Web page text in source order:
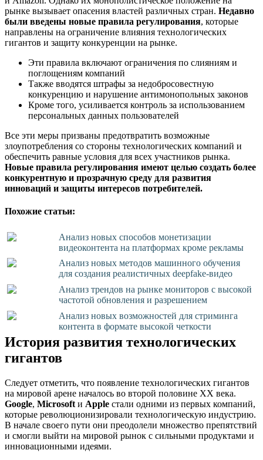
рынке вызывает опасения властей различных стран. Недавно
были введены новые правила регулирования, которые
направлены на ограничение влияния технологических
гигантов и защиту конкуренции на рынке.
Эти правила включают ограничения по слияниям и
поглощениям компаний
Также вводятся штрафы за недобросовестную
конкуренцию и нарушение антимонопольных законов
Кроме того, усиливается контроль за использованием
персональных данных пользователей
Все эти меры призваны предотвратить возможные
злоупотребления со стороны технологических компаний и
обеспечить равные условия для всех участников рынка.
Новые правила регулирования имеют целью создать более
конкурентную и прозрачную среду для развития
инноваций и защиты интересов потребителей.
Похожие статьи:
Анализ новых способов монетизации
видеоконтента на платформах кроме рекламы
Анализ новых методов машинного обучения
для создания реалистичных deepfake-видео
Анализ трендов на рынке мониторов с высокой
частотой обновления и разрешением
Анализ новых возможностей для стриминга
контента в формате высокой четкости
История развития технологических
гигантов
Следует отметить, что появление технологических гигантов
на мировой арене началось во второй половине XX века.
Google, Microsoft и Apple стали одними из первых компаний,
которые революционизировали технологическую индустрию.
В начале своего пути они преодолели множество препятствий
и смогли выйти на мировой рынок с сильными продуктами и
инновационными идеями.